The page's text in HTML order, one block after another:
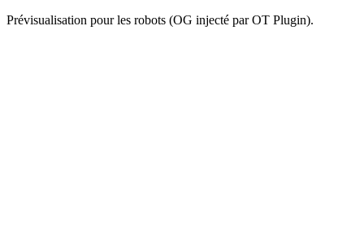
Prévisualisation pour les robots (OG injecté par OT Plugin).